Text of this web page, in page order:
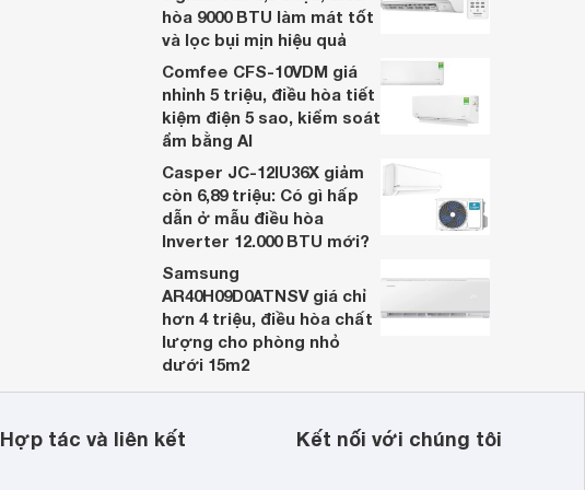
hòa 9000 BTU làm mát tốt
và lọc bụi mịn hiệu quả
Comfee CFS-10VDM giá
nhỉnh 5 triệu, điều hòa tiết
kiệm điện 5 sao, kiểm soát
ẩm bằng AI
Casper JC-12IU36X giảm
còn 6,89 triệu: Có gì hấp
dẫn ở mẫu điều hòa
Inverter 12.000 BTU mới?
Samsung
AR40H09D0ATNSV giá chỉ
hơn 4 triệu, điều hòa chất
lượng cho phòng nhỏ
dưới 15m2
Hợp tác và liên kết Kết nối với chúng tôi